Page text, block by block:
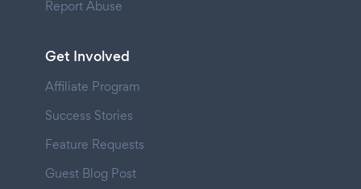
Report Abuse
Get Involved
Affiliate Program
Success Stories
Feature Requests
Guest Blog Post